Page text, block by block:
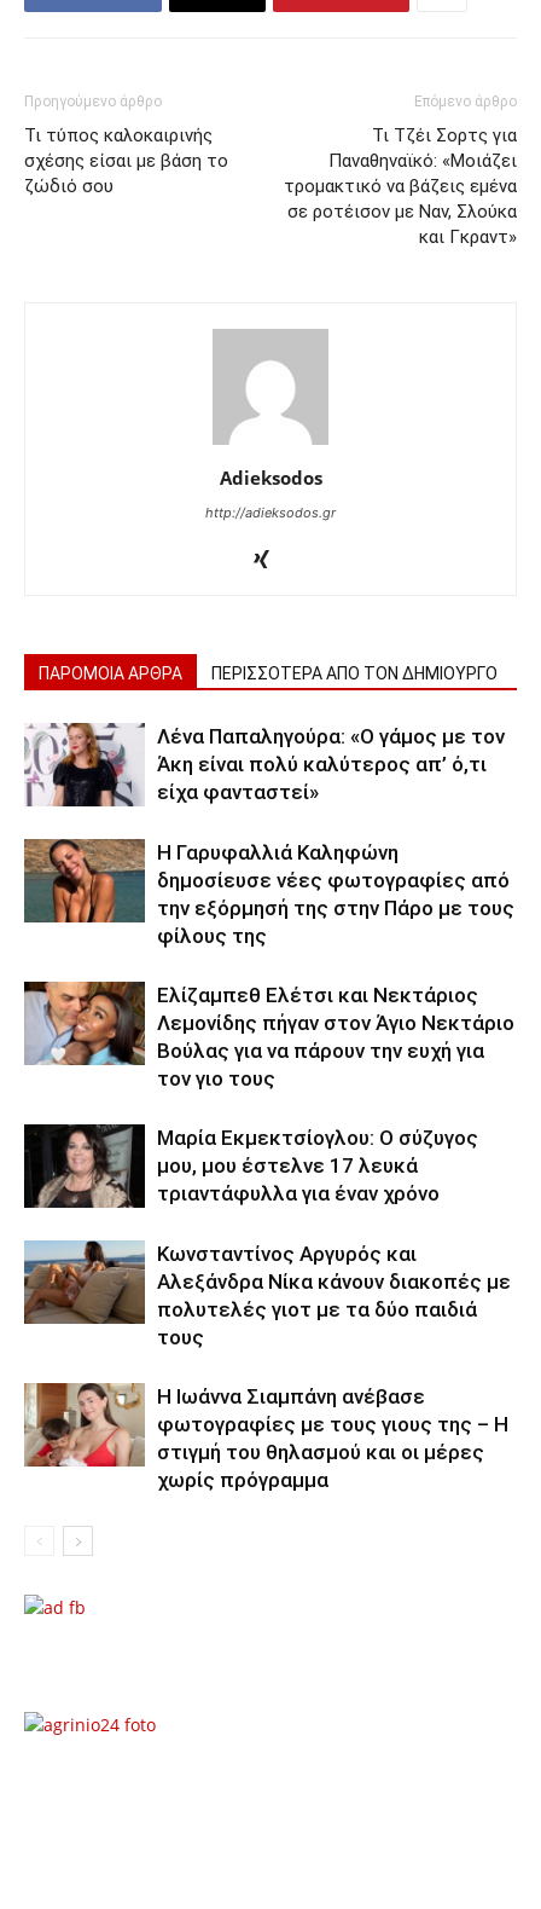
Προηγούμενο άρθρο
Τι τύπος καλοκαιρινής
σχέσης είσαι με βάση το
ζώδιό σου
Επόμενο άρθρο
Τι Τζέι Σορτς για
Παναθηναϊκό: «Μοιάζει
τρομακτικό να βάζεις εμένα
σε ροτέισον με Ναν, Σλούκα
και Γκραντ»
Adieksodos
http://adieksodos.gr
ΠΑΡΟΜΟΙΑ ΑΡΘΡΑ ΠΕΡΙΣΣΟΤΕΡΑ ΑΠΟ ΤΟΝ ΔΗΜΙΟΥΡΓΟ
Λένα Παπαληγούρα: «Ο γάμος με τον
Άκη είναι πολύ καλύτερος απ’ ό,τι
είχα φανταστεί»
Η Γαρυφαλλιά Καληφώνη
δημοσίευσε νέες φωτογραφίες από
την εξόρμησή της στην Πάρο με τους
φίλους της
Ελίζαμπεθ Ελέτσι και Νεκτάριος
Λεμονίδης πήγαν στον Άγιο Νεκτάριο
Βούλας για να πάρουν την ευχή για
τον γιο τους
Μαρία Εκμεκτσίογλου: O σύζυγος
μου, μου έστελνε 17 λευκά
τριαντάφυλλα για έναν χρόνο
Κωνσταντίνος Αργυρός και
Αλεξάνδρα Νίκα κάνουν διακοπές με
πολυτελές γιοτ με τα δύο παιδιά
τους
H Ιωάννα Σιαμπάνη ανέβασε
φωτογραφίες με τους γιους της – Η
στιγμή του θηλασμού και οι μέρες
χωρίς πρόγραμμα